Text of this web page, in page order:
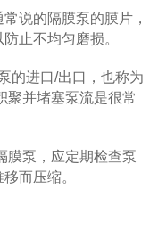
说的隔膜泵的膜片，
止不均匀磨损。
进口/出口，也称为
聚并堵塞泵流是很常
泵，应定期检查泵
而压缩。